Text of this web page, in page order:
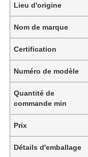
Lieu d'origine
Nom de marque
Certification
Numéro de modèle
Quantité de
commande min
Prix
Détails d'emballage